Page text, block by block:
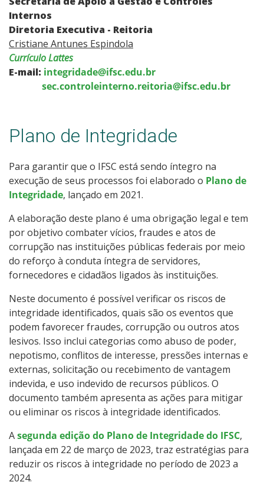
Internos
Diretoria Executiva - Reitoria
Cristiane Antunes Espindola
Currículo Lattes
E-mail: integridade@ifsc.edu.br
sec.controleinterno.reitoria@ifsc.edu.br
Plano de Integridade
Para garantir que o IFSC está sendo íntegro na
execução de seus processos foi elaborado o Plano de
Integridade, lançado em 2021.
A elaboração deste plano é uma obrigação legal e tem
por objetivo combater vícios, fraudes e atos de
corrupção nas instituições públicas federais por meio
do reforço à conduta íntegra de servidores,
fornecedores e cidadãos ligados às instituições.
Neste documento é possível verificar os riscos de
integridade identificados, quais são os eventos que
podem favorecer fraudes, corrupção ou outros atos
lesivos. Isso inclui categorias como abuso de poder,
nepotismo, conflitos de interesse, pressões internas e
externas, solicitação ou recebimento de vantagem
indevida, e uso indevido de recursos públicos. O
documento também apresenta as ações para mitigar
ou eliminar os riscos à integridade identificados.
Asegunda edição do Plano de Integridade do IFSC,
lançada em 22 de março de 2023, traz estratégias para
reduzir os riscos à integridade no período de 2023 a
2024.